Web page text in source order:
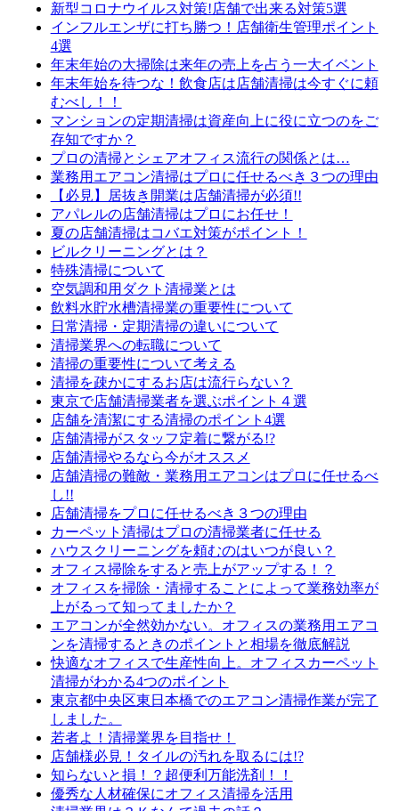
新型コロナウイルス対策!店舗で出来る対策5選
インフルエンザに打ち勝つ！店舗衛生管理ポイント
4選
年末年始の大掃除は来年の売上を占う一大イベント
年末年始を待つな！飲食店は店舗清掃は今すぐに頼
むべし！！
マンションの定期清掃は資産向上に役に立つのをご
存知ですか？
プロの清掃とシェアオフィス流行の関係とは…
業務用エアコン清掃はプロに任せるべき３つの理由
【必見】居抜き開業は店舗清掃が必須!!
アパレルの店舗清掃はプロにお任せ！
夏の店舗清掃はコバエ対策がポイント！
ビルクリーニングとは？
特殊清掃について
空気調和用ダクト清掃業とは
飲料水貯水槽清掃業の重要性について
日常清掃・定期清掃の違いについて
清掃業界への転職について
清掃の重要性について考える
清掃を疎かにするお店は流行らない？
東京で店舗清掃業者を選ぶポイント４選
店舗を清潔にする清掃のポイント4選
店舗清掃がスタッフ定着に繋がる!?
店舗清掃やるなら今がオススメ
店舗清掃の難敵・業務用エアコンはプロに任せるべ
し!!
店舗清掃をプロに任せるべき３つの理由
カーペット清掃はプロの清掃業者に任せる
ハウスクリーニングを頼むのはいつが良い？
オフィス掃除をすると売上がアップする！？
オフィスを掃除・清掃することによって業務効率が
上がるって知ってましたか？
エアコンが全然効かない。オフィスの業務用エアコ
ンを清掃するときのポイントと相場を徹底解説
快適なオフィスで生産性向上。オフィスカーペット
清掃がわかる4つのポイント
東京都中央区東日本橋でのエアコン清掃作業が完了
しました。
若者よ！清掃業界を目指せ！
店舗様必見！タイルの汚れを取るには!?
知らないと損！？超便利万能洗剤！！
優秀な人材確保にオフィス清掃を活用